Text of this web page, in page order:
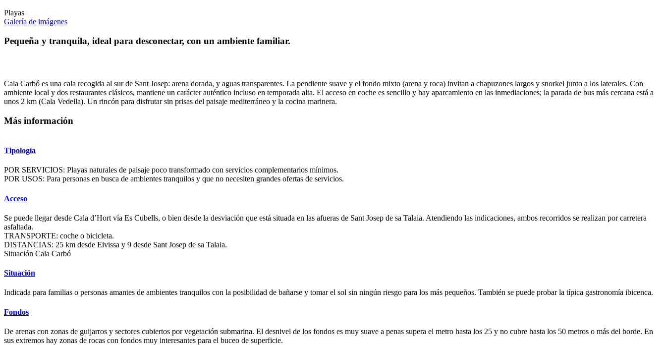
Playas
Galería de imágenes
Pequeña y tranquila, ideal para desconectar, con un ambiente familiar.
Cala Carbó es una cala recogida al sur de Sant Josep: arena dorada, y aguas transparentes. La pendiente suave y el fondo mixto (arena y roca) invitan a chapuzones largos y snorkel junto a los laterales. Con
ambiente local y dos restaurantes clásicos, mantiene un carácter auténtico incluso en temporada alta. El acceso en coche es sencillo y hay aparcamiento en las inmediaciones; la parada de bus más cercana está a
unos 2 km (Cala Vedella). Un rincón para disfrutar sin prisas del paisaje mediterráneo y la cocina marinera.
Más información
Tipología
POR SERVICIOS: Playas naturales de paisaje poco transformado con servicios complementarios mínimos.
POR USOS: Para personas en busca de ambientes tranquilos y que no necesiten grandes ofertas de servicios.
Acceso
Se puede llegar desde Cala d’Hort vía Es Cubells, o bien desde la desviación que está situada en las afueras de Sant Josep de sa Talaia. Atendiendo las indicaciones, ambos recorridos se realizan por carretera
asfaltada.
TRANSPORTE: coche o bicicleta.
DISTANCIAS: 25 km desde Eivissa y 9 desde Sant Josep de sa Talaia.
Situación Cala Carbó
Situación
Indicada para familias o personas amantes de ambientes tranquilos con la posibilidad de bañarse y tomar el sol sin ningún riesgo para los más pequeños. También se puede probar la típica gastronomía ibicenca.
Fondos
De arenas con zonas de guijarros y sectores cubiertos por vegetación submarina. El desnivel de los fondos es muy suave a penas supera el metro hasta los 25 y no cubre hasta los 50 metros o más del borde. En
sus extremos hay zonas de rocas con fondos muy interesantes para el buceo de superficie.